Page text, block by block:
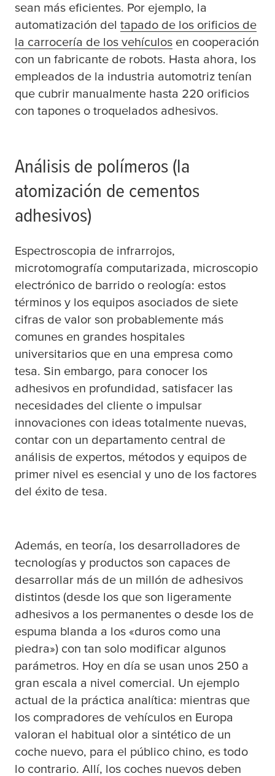
sean más eficientes. Por ejemplo, la
automatización del tapado de los orificios de
la carrocería de los vehículos en cooperación
con un fabricante de robots. Hasta ahora, los
empleados de la industria automotriz tenían
que cubrir manualmente hasta 220 orificios
con tapones o troquelados adhesivos.
Análisis de polímeros (la
atomización de cementos
adhesivos)
Espectroscopia de infrarrojos,
microtomografía computarizada, microscopio
electrónico de barrido o reología: estos
términos y los equipos asociados de siete
cifras de valor son probablemente más
comunes en grandes hospitales
universitarios que en una empresa como
tesa. Sin embargo, para conocer los
adhesivos en profundidad, satisfacer las
necesidades del cliente o impulsar
innovaciones con ideas totalmente nuevas,
contar con un departamento central de
análisis de expertos, métodos y equipos de
primer nivel es esencial y uno de los factores
del éxito de tesa.
Además, en teoría, los desarrolladores de
tecnologías y productos son capaces de
desarrollar más de un millón de adhesivos
distintos (desde los que son ligeramente
adhesivos a los permanentes o desde los de
espuma blanda a los «duros como una
piedra») con tan solo modificar algunos
parámetros. Hoy en día se usan unos 250 a
gran escala a nivel comercial. Un ejemplo
actual de la práctica analítica: mientras que
los compradores de vehículos en Europa
valoran el habitual olor a sintético de un
coche nuevo, para el público chino, es todo
lo contrario. Allí, los coches nuevos deben